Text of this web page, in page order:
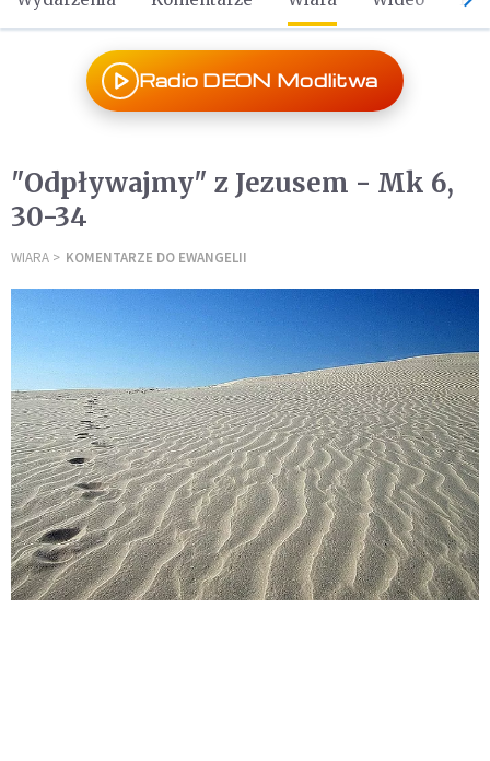
Radio DEON Modlitwa
"Odpływajmy" z Jezusem - Mk 6,
30-34
WIARA KOMENTARZE DO EWANGELII